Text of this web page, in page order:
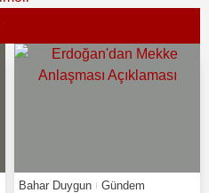
Bahar Duygun Gündem